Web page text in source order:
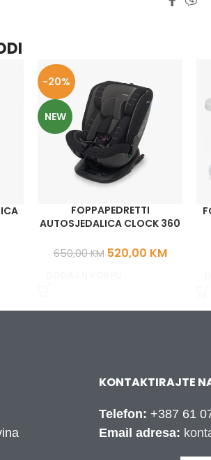
-20%
NEW
FOPPAPEDRETTI
AUTOSJEDALICA CLOCK 360
650,00KM 520,00 KM
KONTAKTIRAJTE
Telefon: +387 61
Email adresa: